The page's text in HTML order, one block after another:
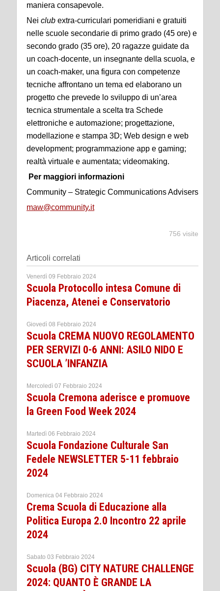
maniera consapevole.
Nei club extra-curriculari pomeridiani e gratuiti
nelle scuole secondarie di primo grado (45 ore) e
secondo grado (35 ore), 20 ragazze guidate da
un coach-docente, un insegnante della scuola, e
un coach-maker, una figura con competenze
tecniche affrontano un tema ed elaborano un
progetto che prevede lo sviluppo di un’area
tecnica strumentale a scelta tra Schede
elettroniche e automazione; progettazione,
modellazione e stampa 3D; Web design e web
development; programmazione app e gaming;
realtà virtuale e aumentata; videomaking.
Per maggiori informazioni
Community – Strategic Communications Advisers
maw@community.it
756 visite
Articoli correlati
Venerdì 09 Febbraio 2024
Scuola Protocollo intesa Comune di
Piacenza, Atenei e Conservatorio
Giovedì 08 Febbraio 2024
Scuola CREMA NUOVO REGOLAMENTO
PER SERVIZI 0-6 ANNI: ASILO NIDO E
SCUOLA ’INFANZIA
Mercoledì 07 Febbraio 2024
Scuola Cremona aderisce e promuove
la Green Food Week 2024
Martedì 06 Febbraio 2024
Scuola Fondazione Culturale San
Fedele NEWSLETTER 5-11 febbraio
2024
Domenica 04 Febbraio 2024
Crema Scuola di Educazione alla
Politica Europa 2.0 Incontro 22 aprile
2024
Sabato 03 Febbraio 2024
Scuola (BG) CITY NATURE CHALLENGE
2024: QUANTO È GRANDE LA